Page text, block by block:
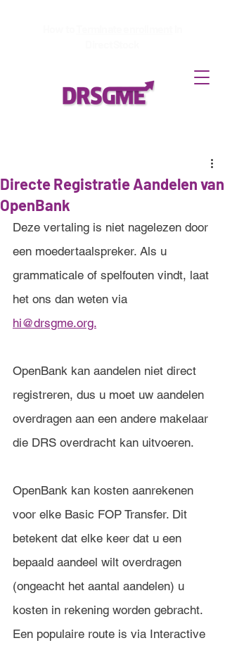
Directe Registratie Aandelen van
OpenBank
Deze vertaling is niet nagelezen door
een moedertaalspreker. Als u
grammaticale of spelfouten vindt, laat
het ons dan weten via
hi@drsgme.org.
OpenBank kan aandelen niet direct
registreren, dus u moet uw aandelen
overdragen aan een andere makelaar
die DRS overdracht kan uitvoeren.
OpenBank kan kosten aanrekenen
voor elke Basic FOP Transfer. Dit
betekent dat elke keer dat u een
bepaald aandeel wilt overdragen
(ongeacht het aantal aandelen) u
kosten in rekening worden gebracht.
Een populaire route is via Interactive